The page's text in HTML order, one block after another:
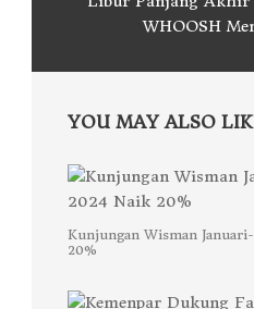
WHOOSH
YOU MAY ALSO
Kunjungan Wisman
20%